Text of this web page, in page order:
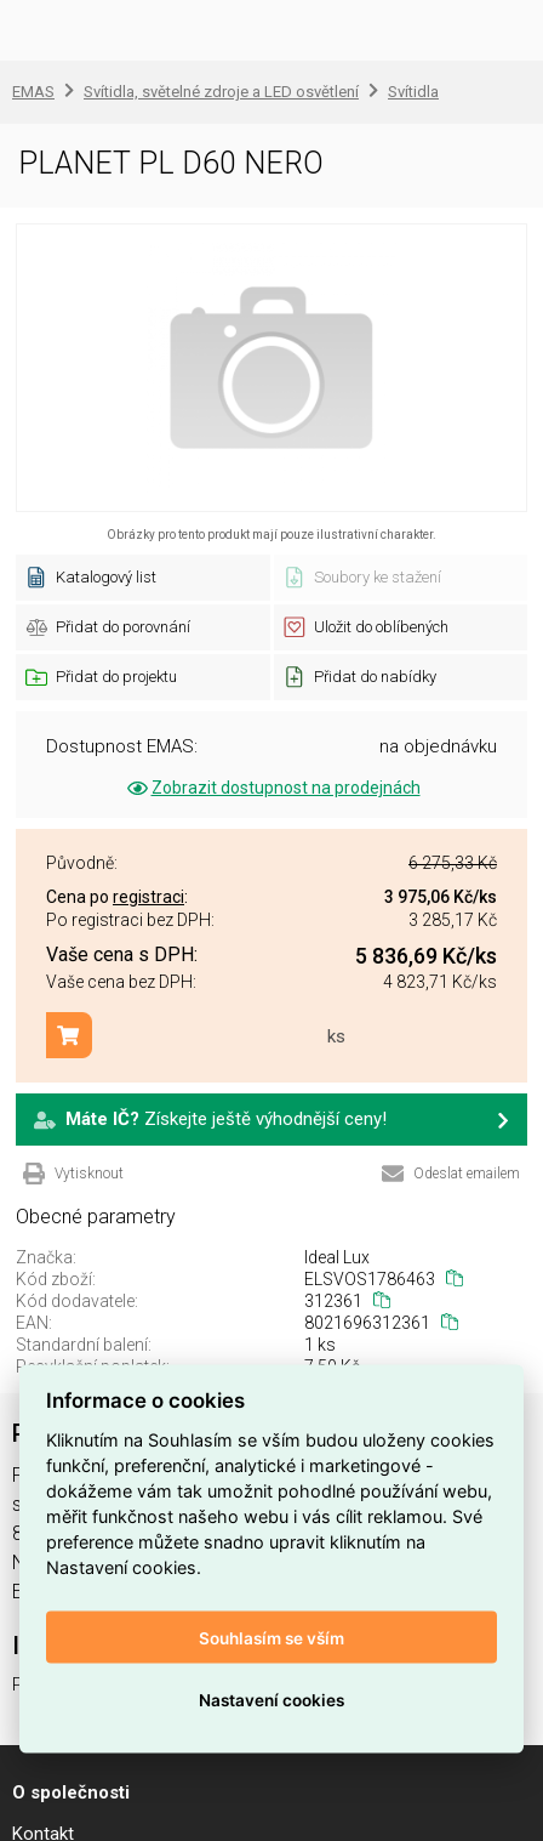
EMAS Svítidla, světelné zdroje a LED osvětlení Svítidla
PLANET PL D60 NERO
Obrázky pro tento produkt mají pouze ilustrativní charakter.
Katalogový list Soubory ke stažení
Přidat do porovnání Uložit do oblíbených
Přidat do projektu Přidat do nabídky
Dostupnost EMAS: na objednávku
Zobrazit dostupnost na prodejnách
Původně:
6 275,33 Kč
Cena po registraci: 3 975,06 Kč/ks
Po registraci bez DPH:
3 285,17 Kč
Vaše cena s DPH: 5 836,69 Kč/ks
Vaše cena bez DPH: 4 823,71 Kč/ks
ks
Přidat do košíku
Máte IČ? Získejte ještě výhodnější ceny!
Vytisknout Odeslat emailem
Obecné parametry
Značka:
Ideal Lux
Kód zboží:
ELSVOS1786463
Kód dodavatele:
312361
EAN:
8021696312361
Standardní balení:
1 ks
Recyklační poplatek:
7,50 Kč
PLANET PL D60 NERO
PLANET PL D60 NERO najdete v kategoriích Svítidla, Svítidla,
světelné zdroje a LED osvětlení, výrobce Ideal Lux, EAN
8021696312361, kód dodavatele 312361. PLANET PL D60
NERO nabízíme od 1 ks. Kód EMAS PLANET PL D60 NERO je
ELSVOS1786463.
Interní název produktu
PLANET PL D60 NERO
O společnosti
Kontakt
Informace o cookies
Kliknutím na Souhlasím se vším budou uloženy cookies
funkční, preferenční, analytické i marketingové -
dokážeme vám tak umožnit pohodlné používání webu,
měřit funkčnost našeho webu i vás cílit reklamou. Své
preference můžete snadno upravit kliknutím na
Nastavení cookies.
Souhlasím se vším
Nastavení cookies